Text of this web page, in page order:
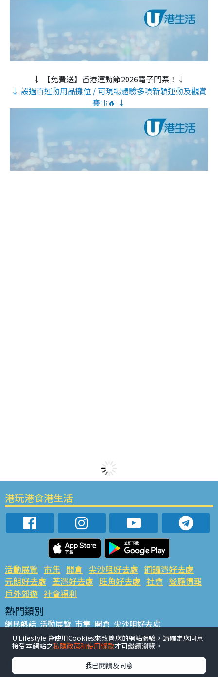
↓ 【免費送】香港運動節2026電子門票！↓
↓ 設過百運動用品攤位 / 可現場體驗多項新穎運動及觀賞
賽事🔥 ↓
港玩港食港生活
活動展覽 市集 開倉 尖沙咀好去處 銅鑼灣好去處
元朗好去處 荃灣好去處 旺角好去處 社會 餐廳情報
戶外郊遊 社會福利
熱門類別
網民熱話 活動展覽 市集 開倉 尖沙咀好去處
銅鑼灣好去處 元朗好去處 荃灣好去處 旺角好去處 社會
餐廳情報 戶外郊遊
熱門標籤
U Lifestyle 會使用Cookies來改善您的網站體驗，請確定您同意
接受本網站之私隱政策和使用條款才可繼續瀏覽。
我已閱讀及同意